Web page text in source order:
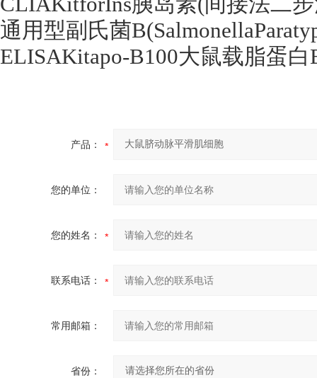
通用型副氏菌
ELISAKitapo-B100大鼠载脂蛋白
产品：
您的单位：
您的姓名：
联系电话：
常用邮箱：
省份：